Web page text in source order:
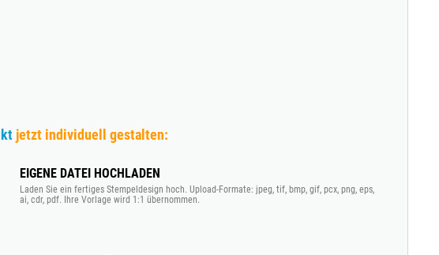
jetzt individuell gestalten:
EIGENE DATEI HOCHLADEN
Laden Sie ein fertiges Stempeldesign hoch. Upload-Formate: jpeg, tif, bmp, gif, pcx, png, eps,
ai, cdr, pdf. Ihre Vorlage wird 1:1 übernommen.